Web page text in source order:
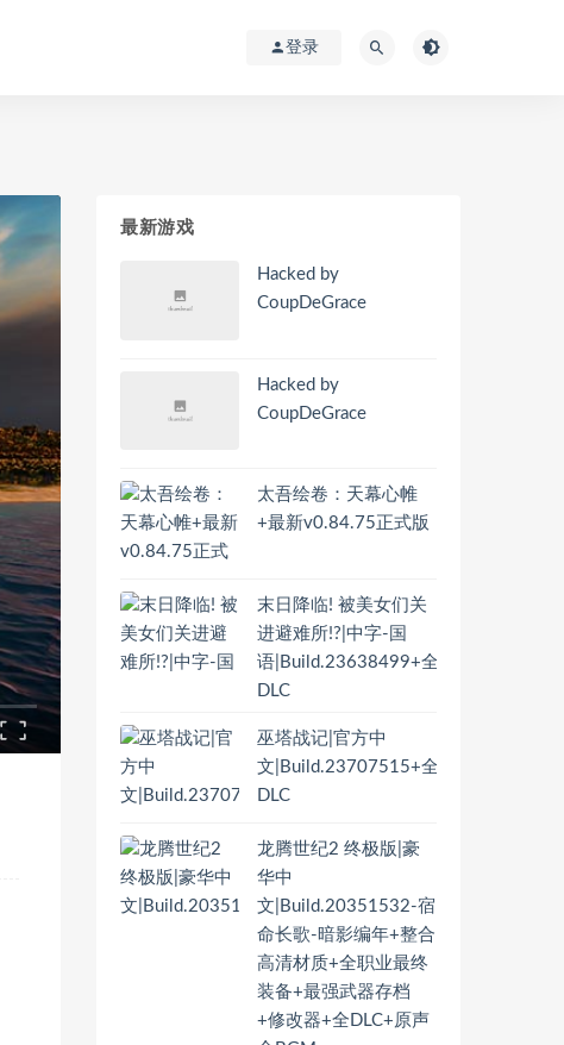
登录
最新游戏
Hacked by
CoupDeGrace
Hacked by
CoupDeGrace
太吾绘卷：天幕心帷
+最新v0.84.75正式版
末日降临! 被美女们关
进避难所!?|中字-国
语|Build.23638499+全
DLC
巫塔战记|官方中
文|Build.23707515+全
DLC
龙腾世纪2 终极版|豪
华中
文|Build.20351532-宿
命长歌-暗影编年+整合
高清材质+全职业最终
装备+最强武器存档
+修改器+全DLC+原声